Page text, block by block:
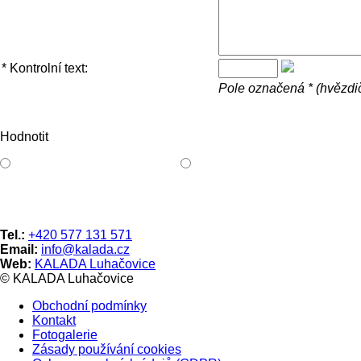
* Kontrolní text:
Pole označená *
Hodnotit
Tel.: +420 577 131 571
Email: info@kalada.cz
Web: KALADA Luhačovice
© KALADA Luhačovice
Obchodní podmínky
Kontakt
Fotogalerie
Zásady používání cookies